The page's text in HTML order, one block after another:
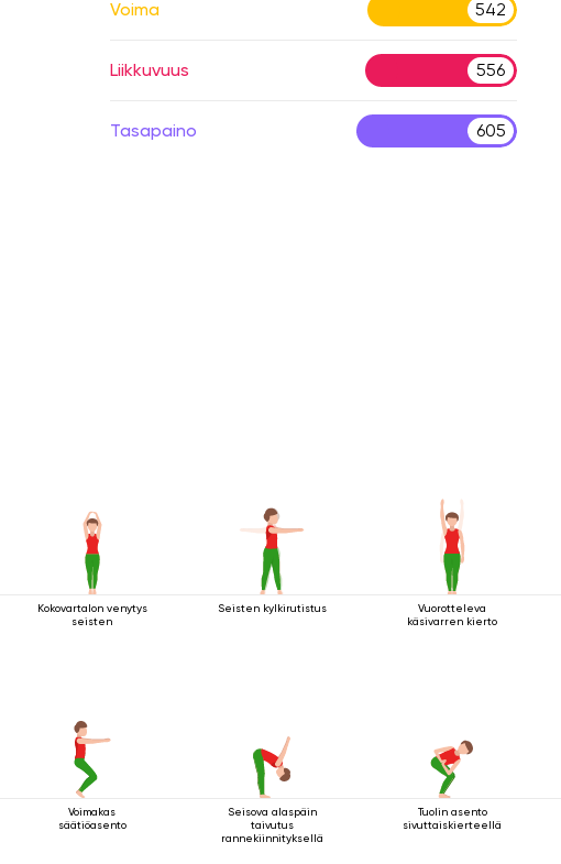
Voima 542
Liikkuvuus 556
Tasapaino 605
Kokovartalon venytys
seisten
Seisten kylkirutistus
Vuorotteleva
käsivarren kierto
Voimakas
säätiöasento
Seisova alaspäin
taivutus
rannekiinnityksellä
Tuolin asento
sivuttaiskierteellä